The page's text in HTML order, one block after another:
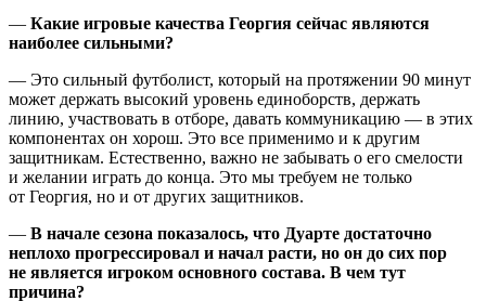
— Какие игровые качества Георгия сейчас являются
наиболее сильными?
— Это сильный футболист, который на протяжении 90 минут
может держать высокий уровень единоборств, держать
линию, участвовать в отборе, давать коммуникацию — в этих
компонентах он хорош. Это все применимо и к другим
защитникам. Естественно, важно не забывать о его смелости
и желании играть до конца. Это мы требуем не только
от Георгия, но и от других защитников.
— В начале сезона показалось, что Дуарте достаточно
неплохо прогрессировал и начал расти, но он до сих пор
не является игроком основного состава. В чем тут
причина?